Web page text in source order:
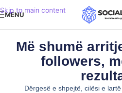
Skip to main content
MENU
Më shumë
followers,
Dërgesë e shpejtë, cilësi e